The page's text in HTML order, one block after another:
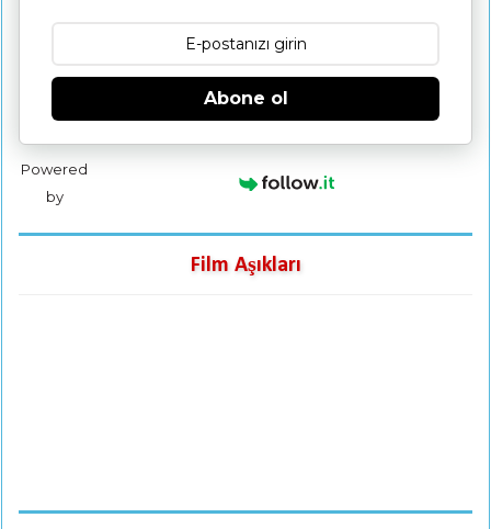
Abone ol
Powered
by
Film Aşıkları